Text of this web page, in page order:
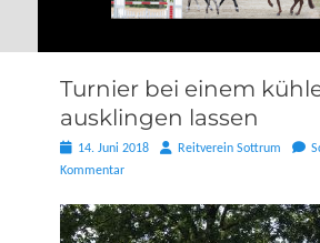
Turnier bei einem
ausklingen lassen
Posted
on
14. Juni 2018 AutorReitverein Sottrum
Kommentar